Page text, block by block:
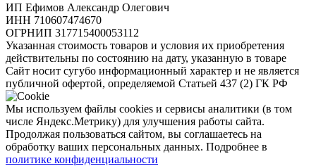
ИП Ефимов Александр Олегович
ИНН 710607474670
ОГРНИП 317715400053112
Указанная стоимость товаров и условия их приобретения
действительны по состоянию на дату, указанную в товаре
Сайт носит сугубо информационный характер и не является
публичной офертой, определяемой Статьей 437 (2) ГК РФ
Мы используем файлы cookies и сервисы аналитики (в том
числе Яндекс.Метрику) для улучшения работы сайта.
Продолжая пользоваться сайтом, вы соглашаетесь на
обработку ваших персональных данных. Подробнее в
политике конфиденциальности